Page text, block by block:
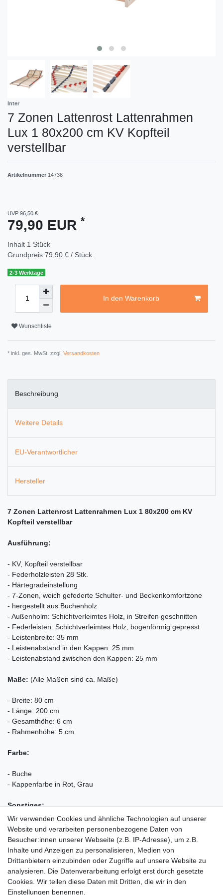
Inter
7 Zonen Lattenrost Lattenrahmen
Lux 1 80x200 cm KV Kopfteil
verstellbar
Artikelnummer 14736
UVP 96,50 €
79,90 EUR *
Inhalt 1 Stück
Grundpreis 79,90 € / Stück
2-3 Werktage
In den Warenkorb
Wunschliste
* inkl. ges. MwSt. zzgl. Versandkosten
Beschreibung
Weitere Details
EU-Verantwortlicher
Hersteller
7 Zonen Lattenrost Lattenrahmen Lux 1 80x200 cm KV
Kopfteil verstellbar
Ausführung:
- KV, Kopfteil verstellbar
- Federholzleisten 28 Stk.
- Härtegradeinstellung
- 7-Zonen, weich gefederte Schulter- und Beckenkomfortzone
- hergestellt aus Buchenholz
- Außenholm: Schichtverleimtes Holz, in Streifen geschnitten
- Federleisten: Schichtverleimtes Holz, bogenförmig gepresst
- Leistenbreite: 35 mm
- Leistenabstand in den Kappen: 25 mm
- Leistenabstand zwischen den Kappen: 25 mm
Maße: (Alle Maßen sind ca. Maße)
- Breite: 80 cm
- Länge: 200 cm
- Gesamthöhe: 6 cm
- Rahmenhöhe: 5 cm
Farbe:
- Buche
- Kappenfarbe in Rot, Grau
Sonstiges:
- Lieferung erfolgt zerlegt
- Aufbauanleitung anbei
MADE IN GERMANY
Wir verwenden Cookies und ähnliche Technologien auf unserer
Website und verarbeiten personenbezogene Daten von
Besucher:innen unserer Webseite (z.B. IP-Adresse), um z.B.
Inhalte und Anzeigen zu personalisieren, Medien von
Drittanbietern einzubinden oder Zugriffe auf unsere Website zu
analysieren. Die Datenverarbeitung erfolgt erst durch gesetzte
Cookies. Wir teilen diese Daten mit Dritten, die wir in den
Einstellungen benennen.